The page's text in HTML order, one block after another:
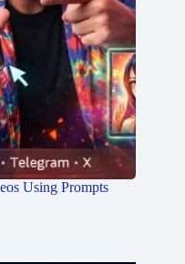
Using Prompts